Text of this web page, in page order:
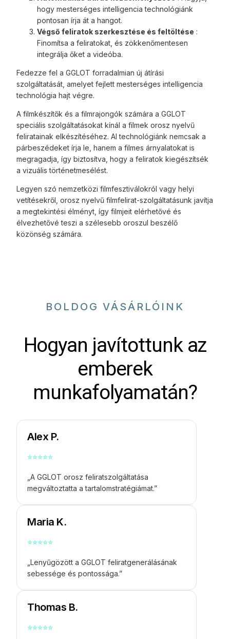
hogy mesterséges intelligencia technológiánk
pontosan írja át a hangot.
Végső feliratok szerkesztése és feltöltése :
Finomítsa a feliratokat, és zökkenőmentesen
integrálja őket a videóba.
Fedezze fel a GGLOT forradalmian új átírási
szolgáltatását, amelyet fejlett mesterséges intelligencia
technológia hajt végre.
A filmkészítők és a filmrajongók számára a GGLOT
speciális szolgáltatásokat kínál a filmek orosz nyelvű
feliratainak elkészítéséhez. AI technológiánk nemcsak a
párbeszédeket írja le, hanem a filmes árnyalatokat is
megragadja, így biztosítva, hogy a feliratok kiegészítsék
a vizuális történetmesélést.
Legyen szó nemzetközi filmfesztiválokról vagy helyi
vetítésekről, orosz nyelvű filmfelirat-szolgáltatásunk javítja
a megtekintési élményt, így filmjeit elérhetővé és
élvezhetővé teszi a szélesebb oroszul beszélő
közönség számára.
BOLDOG VÁSÁRLÓINK
Hogyan javítottunk az
emberek
munkafolyamatán?
Alex P.
⭐⭐⭐⭐⭐
„A GGLOT orosz feliratszolgáltatása
megváltoztatta a tartalomstratégiámat.”
Maria K.
⭐⭐⭐⭐⭐
„Lenyűgözött a GGLOT feliratgenerálásának
sebessége és pontossága.”
Thomas B.
⭐⭐⭐⭐⭐